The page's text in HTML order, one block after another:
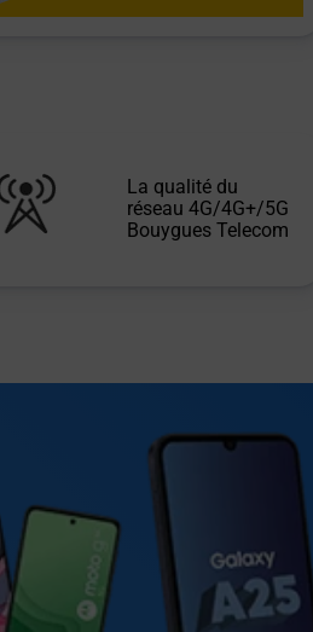
La qualité du
réseau 4G/4G+/5G
Bouygues Telecom